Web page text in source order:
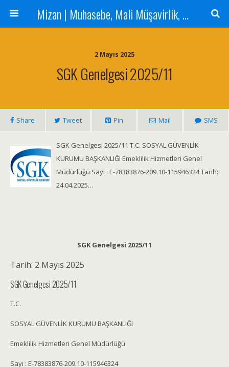
Mizan | Muhasebe, Mali Müşavirlik, Denetim Hizmetleri
2 Mayıs 2025
SGK Genelgesi 2025/11
Share Tweet Pin Mail SMS
SGK Genelgesi 2025/11 T.C. SOSYAL GÜVENLİK
KURUMU BAŞKANLIĞI Emeklilik Hizmetleri Genel
Müdürlüğü Sayı : E-78383876-209.10-115946324 Tarih:
24.04.2025…
SGK Genelgesi 2025/11
Tarih: 2 Mayıs 2025
SGK Genelgesi 2025/11
T.C.
SOSYAL GÜVENLİK KURUMU BAŞKANLIĞI
Emeklilik Hizmetleri Genel Müdürlüğü
Sayı : E-78383876-209.10-115946324